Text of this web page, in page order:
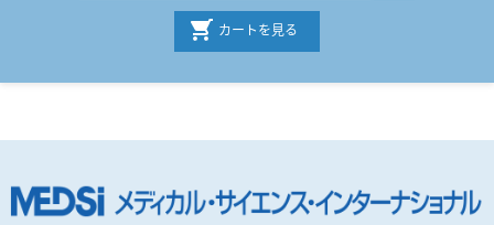
カートを見る